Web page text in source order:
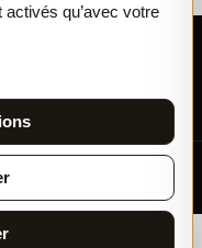
exclusivement en
qu’avec votre